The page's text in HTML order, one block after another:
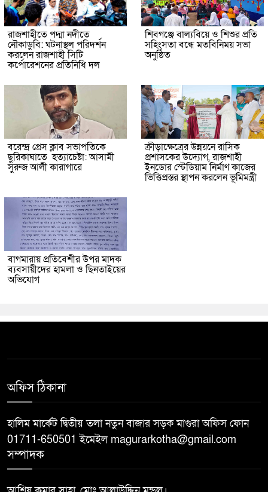
রাজশাহীতে পদ্মা নদীতে
নৌকাডুবি: ঘটনাস্থল পরিদর্শন
করলেন রাজশাহী সিটি
কর্পোরেশনের প্রতিনিধি দল
শিবগঞ্জে বাল্যবিয়ে ও শিশুর প্রতি
সহিংসতা বন্ধে মতবিনিময় সভা
অনুষ্ঠিত
বরেন্দ্র প্রেস ক্লাব সভাপতিকে
ছুরিকাঘাতে হত্যাচেষ্টা: আসামী
সুরুজ আলী কারাগারে
ক্রীড়াক্ষেত্রের উন্নয়নে রাসিক
প্রশাসকের উদ্যোগ, রাজশাহী
ইনডোর স্টেডিয়াম নির্মাণ কাজের
ভিত্তিপ্রস্তর স্থাপন করলেন ভূমিমন্ত্রী
বাগমারায় প্রতিবেশীর উপর মাদক
ব্যবসায়ীদের হামলা ও ছিনতাইয়ের
অভিযোগ
অফিস ঠিকানা
হালিম মার্কেট দ্বিতীয় তলা নতুন বাজার সড়ক মাগুরা অফিস ফোন
01711-650501 ইমেইল magurarkotha@gmail.com
সম্পাদক